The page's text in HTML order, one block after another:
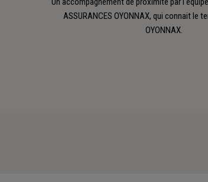
ASSURANCES OYONNAX, qui connait le
OYONNAX.